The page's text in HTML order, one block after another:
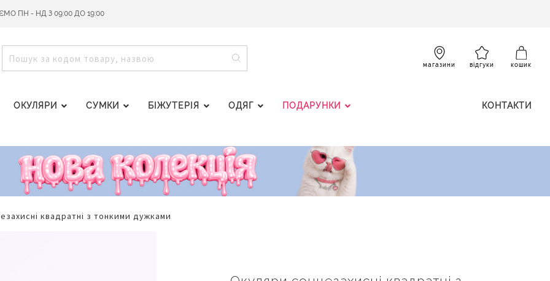
ПН - НД З 09:00 ДО 19:00
ПОШУК
магазини відгуки кошик
ОКУЛЯРИ СУМКИ БІЖУТЕРІЯ ОДЯГ ПОДАРУНКИ КОНТАКТИ
квадратні з тонкими дужками